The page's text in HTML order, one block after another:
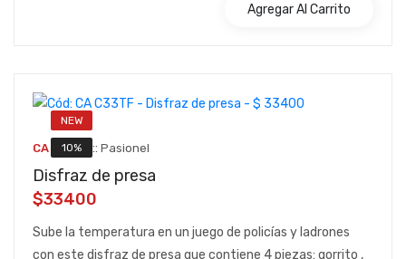
Agregar Al Carrito
NEW
10%
CA C33TF :: Pasionel
Disfraz de presa
$33400
Sube la temperatura en un juego de policías y ladrones
con este disfraz de presa que contiene 4 piezas: gorrito ,